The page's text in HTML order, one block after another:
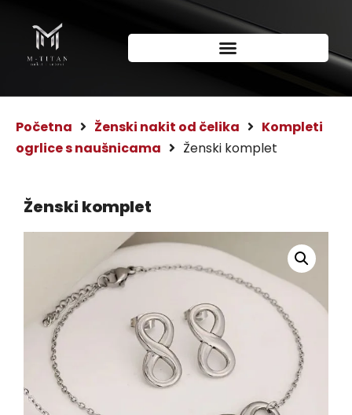
Početna Ženski nakit od čelika
Kompleti
ogrlice s naušnicama
Ženski komplet
Ženski komplet